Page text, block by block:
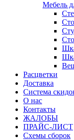
Мебель
Расцветки
Доставка
Система
О нас
Контакты
ЖАЛОБЫ
ПРАЙС-ЛИСТ
Схемы сборок